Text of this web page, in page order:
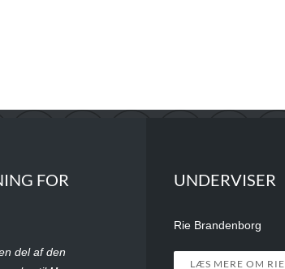
FOR
del af den
UNDERVISER
Rie Brandenborg
LÆS MERE OM RIE